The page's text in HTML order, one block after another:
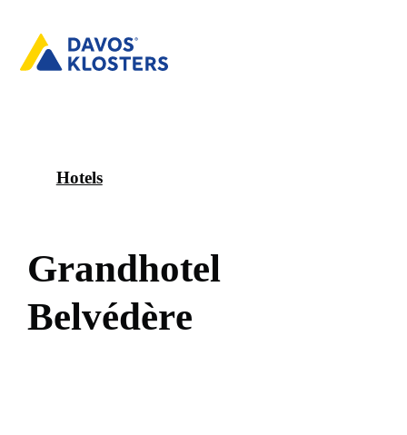
Hotels
Grandhotel
Belvédère